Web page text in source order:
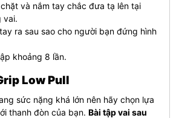
và nắm tay chắc đưa tạ lên tại
vai.
ra sau sao cho người bạn đứng hình
khoảng 8 lần.
Low Pull
sức nặng khá lớn nên hãy chọn lựa
thanh đòn của bạn. Bài tập vai sau